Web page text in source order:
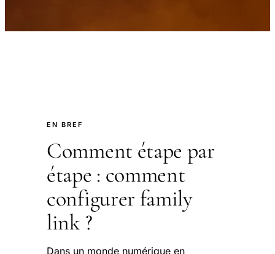
EN BREF
Comment étape par
étape : comment
configurer family
link ?
Dans un monde numérique en